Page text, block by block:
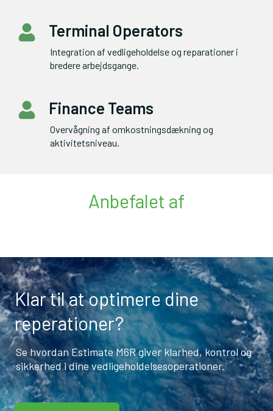
Terminal Operators
Integration af vedligeholdelse og reparationer i
bredere arbejdsgange.
Finance Teams
Overvågning af omkostningsdækning og
aktivitetsniveau.
Anbefalet af
Klar til at optimere dine
reperationer?
Se hvordan Estimate M6R giver klarhed, kontrol og
sikkerhed i dine vedligeholdelsesoperationer.